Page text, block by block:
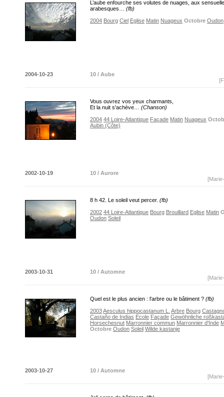
L’aube enfourche ses volutes de nuages, aux
arabesques… (fb)
2004 Bourg Ciel Eglise Matin Nuageux Octobre Oudon
2004-10-23
10 / Aube
Vous ouvrez vos yeux charmants,
Et la nuit s'achève… (Chanson)
2004 44 Loire-Atlantique Façade Matin Nuageux
Aubin (Côte)
2002-10-19
10 / Aurore
8 h 42. Le soleil veut percer. (fb)
2002 44 Loire-Atlantique Bourg Brouillard Eglise Matin
Oudon Soleil
2003-10-31
10 / Automne
Quel est le plus ancien : l'arbre ou le bâtiment ? (fb)
2003Aesculus hippocastanum L. Arbre Bourg
Castaño de Indias Ecole Façade Gewöhnliche
Horsechesnut Marronnier commun Marronnier d'Inde
Octobre Oudon Soleil Wilde kastanje
2003-10-27
10 / Automne